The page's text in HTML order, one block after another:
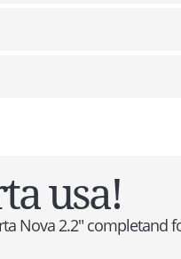
usa!
Nova 2.2" completand